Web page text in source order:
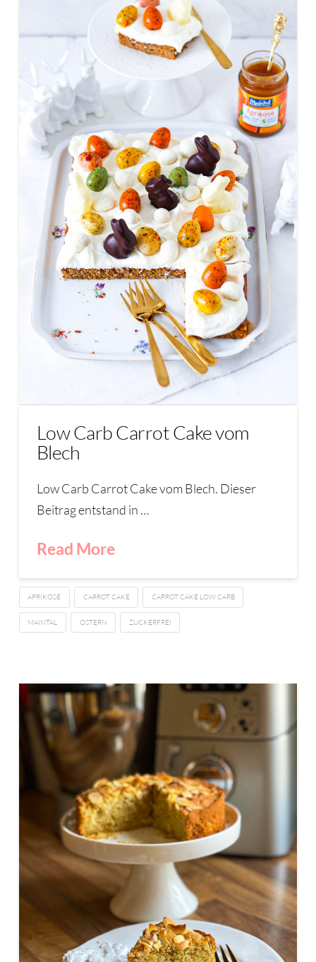
Low Carb Carrot Cake vom
Blech
Low Carb Carrot Cake vom Blech. Dieser
Beitrag entstand in …
Read More
APRIKOSE CARROT CAKE CARROT CAKE LOW CARB
MAINTAL OSTERN ZUCKERFREI